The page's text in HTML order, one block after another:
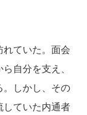
れていた。面会
自分を支え、
。しかし、その
していた内通者